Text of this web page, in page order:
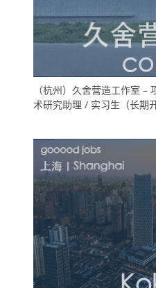
（杭州）久舍营造工作室
术研究助理 / 实习生（长期